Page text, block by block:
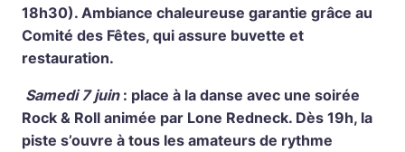
18h30). Ambiance chaleureuse garantie grâce au
Comité des Fêtes, qui assure buvette et
restauration.
Samedi 7 juin: place à la danse avec une soirée
Rock & Roll animée par Lone Redneck. Dès 19h, la
piste s’ouvre à tous les amateurs de rythme